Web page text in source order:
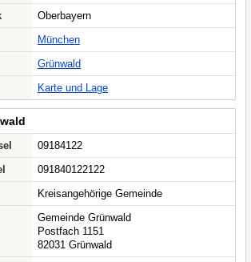
Oberbayern
München
Grünwald
Karte und Lage
09184122
091840122122
Kreisangehörige Gemeinde
Gemeinde Grünwald
Postfach 1151
82031 Grünwald